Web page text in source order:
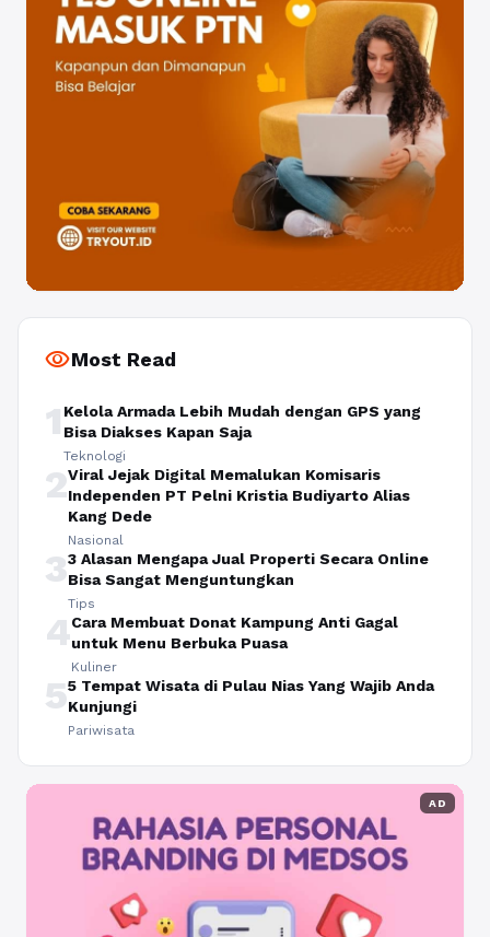
visibilityMost Read
1 Kelola Armada Lebih Mudah dengan GPS yang
Bisa Diakses Kapan Saja
Teknologi
2Viral Jejak Digital Memalukan Komisaris
Independen PT Pelni Kristia Budiyarto Alias
Kang Dede
Nasional
33 Alasan Mengapa Jual Properti Secara Online
Bisa Sangat Menguntungkan
Tips
4Cara Membuat Donat Kampung Anti Gagal
untuk Menu Berbuka Puasa
Kuliner
55 Tempat Wisata di Pulau Nias Yang Wajib Anda
Kunjungi
Pariwisata
AD